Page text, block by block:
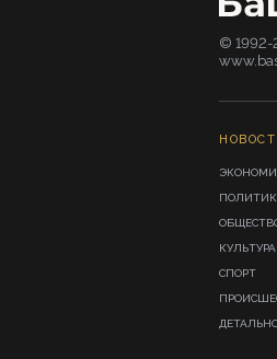
©
КУЛЬТУРА
СПОРТ